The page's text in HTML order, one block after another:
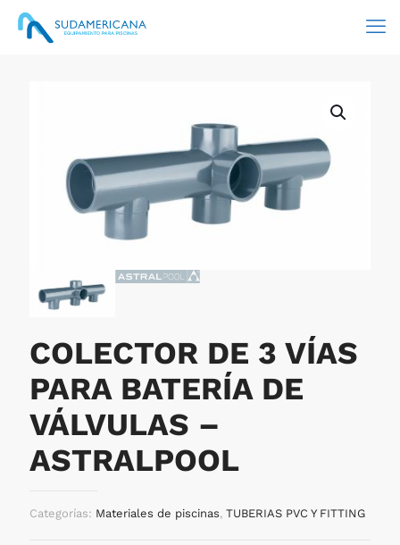
COLECTOR DE 3 VÍAS
PARA BATERÍA DE
VÁLVULAS –
ASTRALPOOL
Categorías: Materiales de piscinas, TUBERIAS PVC Y FITTING